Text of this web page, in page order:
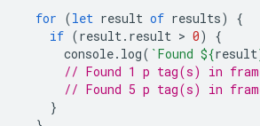
for (let result of results)
{
if (result. result > 0)
{
console. log( `Found ${result
// Found 1 p tag(s) in
// Found 5 p tag(s) in
}